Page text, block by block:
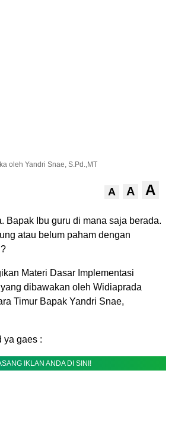
oleh Yandri Snae, S.Pd.,MT
A A A
Bapak Ibu guru di mana saja berada.
atau belum paham dengan
Materi Dasar Implementasi
dibawakan oleh Widiaprada
Timur Bapak Yandri Snae,
ya gaes :
IKLAN ANDA DI SINI!